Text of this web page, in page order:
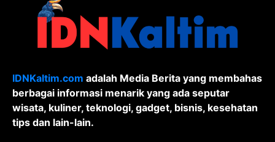
IDNKaltim.com adalah Media Berita yang membahas
berbagai informasi menarik yang ada seputar
wisata, kuliner, teknologi, gadget, bisnis, kesehatan
tips dan lain-lain.